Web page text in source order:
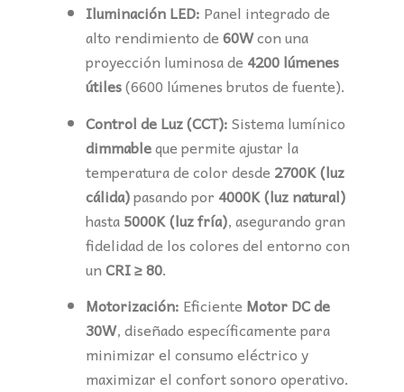
Iluminación LED: Panel integrado de
alto rendimiento de60Wcon una
proyección luminosa de 4200 lúmenes
útiles(6600 lúmenes brutos de fuente).
Control de Luz (CCT):Sistema lumínico
dimmableque permite ajustar la
temperatura de color desde 2700K (luz
cálida)pasando por 4000K (luz natural)
hasta5000K (luz fría), asegurando gran
fidelidad de los colores del entorno con
unCRI ≥ 80.
Motorización: Eficiente Motor DC de
30W, diseñado específicamente para
minimizar el consumo eléctrico y
maximizar el confort sonoro operativo.